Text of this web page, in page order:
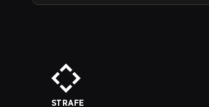
STRAFE